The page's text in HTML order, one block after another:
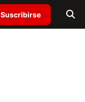
Suscribirse